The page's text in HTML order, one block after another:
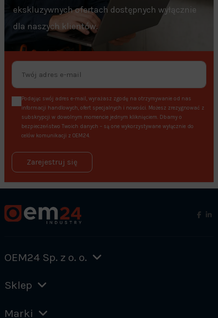
ekskluzywnych ofertach dostępnych wyłącznie
dla naszych klientów.
Podając swój adres e-mail, wyrażasz zgodę na otrzymywanie od nas
informacji handlowych, ofert specjalnych i nowości. Możesz zrezygnować z
subskrypcji w dowolnym momencie jednym kliknięciem. Dbamy o
bezpieczeństwo Twoich danych – są one wykorzystywane wyłącznie do
celów komunikacji z OEM24.
Zarejestruj się
OEM24 Sp. z o. o.
Sklep
Marki